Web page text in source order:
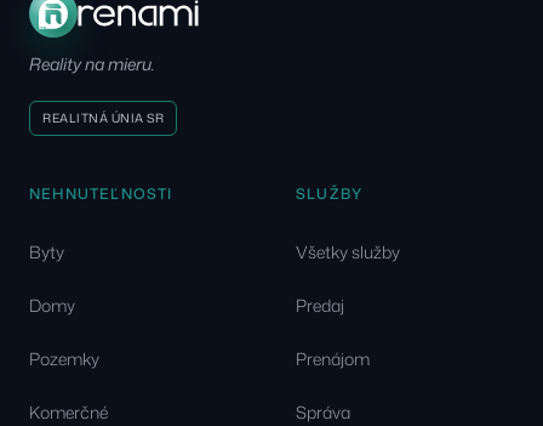
Reality na mieru.
REALITNÁ ÚNIA SR
NEHNUTEĽNOSTI
Byty
Domy
Pozemky
Komerčné
SLUŽBY
Všetky služby
Predaj
Prenájom
Správa